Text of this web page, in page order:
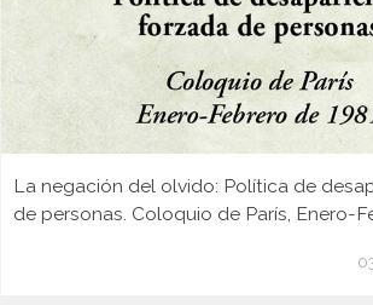
La negación del olvido: Política de
de personas. Coloquio de París, Enero-